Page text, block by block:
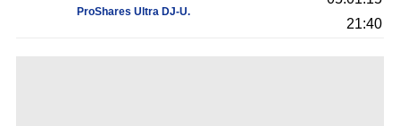
ProShares Ultra DJ-U.
21:40